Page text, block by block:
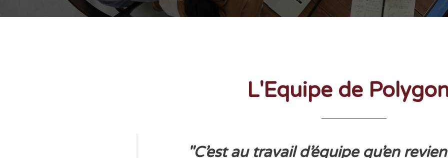
L'Equipe de
"C’est au travail d’équipe qu’en